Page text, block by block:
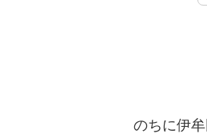
のちに伊